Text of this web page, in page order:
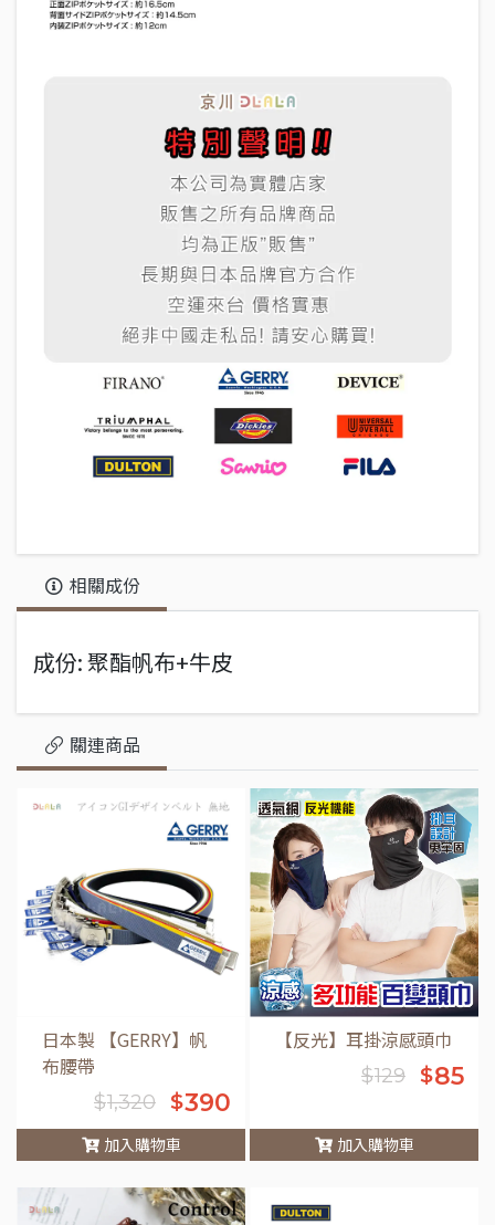
相關成份
成份: 聚酯帆布+牛皮
關連商品
日本製 【GERRY】帆
布腰帶
$1,320 $390
加入購物車
【反光】耳掛涼感頭巾
$129 $85
加入購物車